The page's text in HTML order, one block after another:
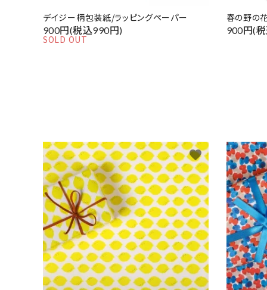
デイジー柄包装紙/ラッピングペーパー
900円(税込990円)
SOLD OUT
春の野の
900円(
favorite